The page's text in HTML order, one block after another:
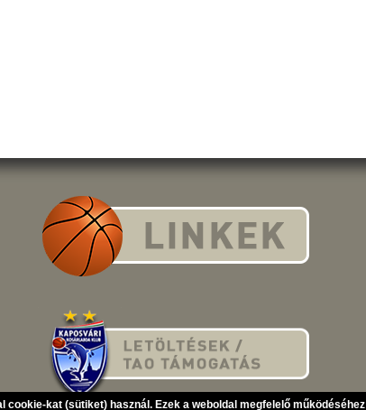
cookie-kat (sütiket) használ. Ezek a weboldal megfelelő működéséhez